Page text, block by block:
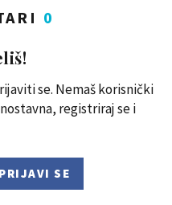
0
se. Nemaš korisnički
registriraj se i
PRIJAVI SE